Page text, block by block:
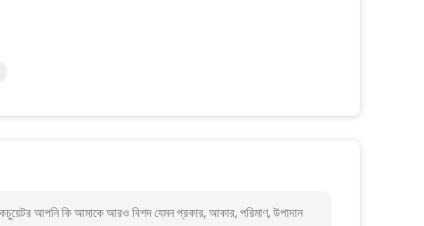
আপনি কি আমাকে আরও বিশদ যেমন প্রকার, আকার, পরিমাণ, উপাদান